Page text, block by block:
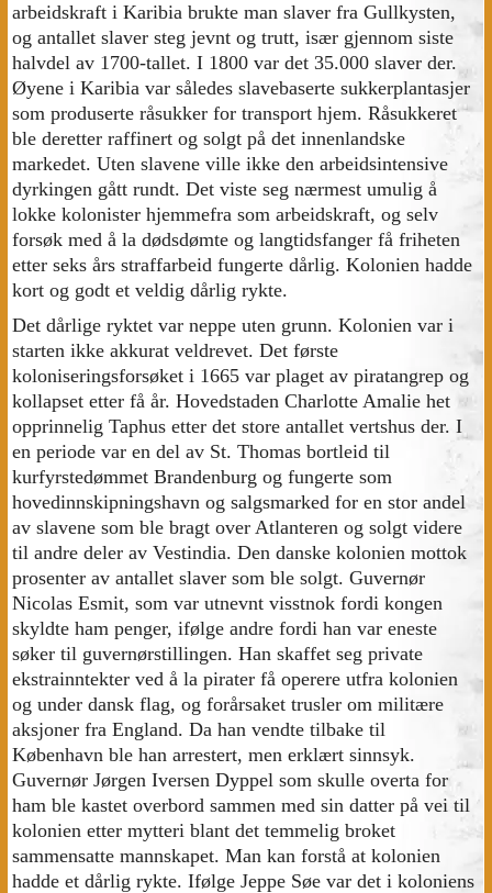
arbeidskraft i Karibia brukte man slaver fra Gullkysten,
og antallet slaver steg jevnt og trutt, især gjennom siste
halvdel av 1700-tallet. I 1800 var det 35.000 slaver der.
Øyene i Karibia var således slavebaserte sukkerplantasjer
som produserte råsukker for transport hjem. Råsukkeret
ble deretter raffinert og solgt på det innenlandske
markedet. Uten slavene ville ikke den arbeidsintensive
dyrkingen gått rundt. Det viste seg nærmest umulig å
lokke kolonister hjemmefra som arbeidskraft, og selv
forsøk med å la dødsdømte og langtidsfanger få friheten
etter seks års straffarbeid fungerte dårlig. Kolonien hadde
kort og godt et veldig dårlig rykte.
Det dårlige ryktet var neppe uten grunn. Kolonien var i
starten ikke akkurat veldrevet. Det første
koloniseringsforsøket i 1665 var plaget av piratangrep og
kollapset etter få år. Hovedstaden Charlotte Amalie het
opprinnelig Taphus etter det store antallet vertshus der. I
en periode var en del av St. Thomas bortleid til
kurfyrstedømmet Brandenburg og fungerte som
hovedinnskipningshavn og salgsmarked for en stor andel
av slavene som ble bragt over Atlanteren og solgt videre
til andre deler av Vestindia. Den danske kolonien mottok
prosenter av antallet slaver som ble solgt. Guvernør
Nicolas Esmit, som var utnevnt visstnok fordi kongen
skyldte ham penger, ifølge andre fordi han var eneste
søker til guvernørstillingen. Han skaffet seg private
ekstrainntekter ved å la pirater få operere utfra kolonien
og under dansk flag, og forårsaket trusler om militære
aksjoner fra England. Da han vendte tilbake til
København ble han arrestert, men erklært sinnsyk.
Guvernør Jørgen Iversen Dyppel som skulle overta for
ham ble kastet overbord sammen med sin datter på vei til
kolonien etter mytteri blant det temmelig broket
sammensatte mannskapet. Man kan forstå at kolonien
hadde et dårlig rykte. Ifølge Jeppe Søe var det i koloniens